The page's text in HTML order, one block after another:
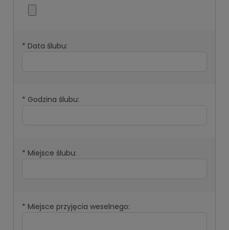
* Data ślubu:
* Godzina ślubu:
* Miejsce ślubu:
* Miejsce przyjęcia weselnego: